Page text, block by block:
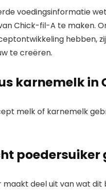
voedingsinformatie
Chick-fil-A te maken.
hebben,
te creëren.
karnemelk
melk of karnemelk
poedersuiker
maakt deel uit van wat